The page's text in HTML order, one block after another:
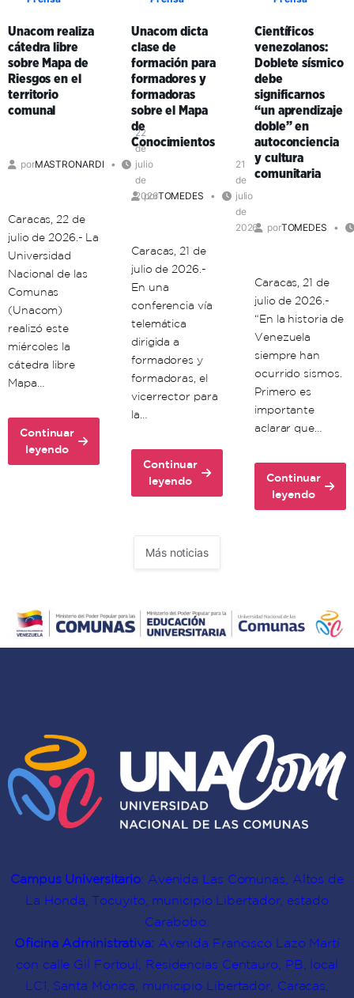
expresó
que
existe
la
necesidad
de
una
ética
de
la
vida
fortalecen
la
educación
universitaria
en
el
territorio
comunal
Unacom realiza
cátedra libre
sobre Mapa de
Riesgos en el
territorio
comunal
porMASTRONARDI
22
de
julio
de
2026
Caracas, 22 de
julio de 2026.- La
Universidad
Nacional de las
Comunas
(Unacom)
realizó este
miércoles la
cátedra libre
Mapa…
Continuar
leyendo
about
Unacom
el
territorio
comunal
Unacom dicta
clase de
formación para
formadores y
formadoras
sobre el Mapa
de
Conocimientos
porTOMEDES
21
de
julio
de
2026
Caracas, 21 de
julio de 2026.-
En una
conferencia vía
telemática
dirigida a
formadores y
formadoras, el
vicerrector para
la…
Continuar
leyendo
about
Unacom
de
y
formadoras
sobre
Científicos
venezolanos:
Doblete sísmico
debe
significarnos
“un aprendizaje
doble” en
autoconciencia
y cultura
comunitaria
porTOMEDES
Caracas, 21 de
julio de 2026.-
“En la historia de
Venezuela
siempre han
ocurrido sismos.
Primero es
importante
aclarar que…
Continuar
leyendo
about
Científicos
aprendizaje
Más noticias
Campus Universitario: Avenida Las Comunas, Altos de
La Honda, Tocuyito, municipio Libertador, estado
Carabobo.
Oficina Administrativa: Avenida Francisco Lazo Martí
con calle Gil Fortoul, Residencias Centauro, PB, local
LC1, Santa Mónica, municipio Libertador, Caracas,